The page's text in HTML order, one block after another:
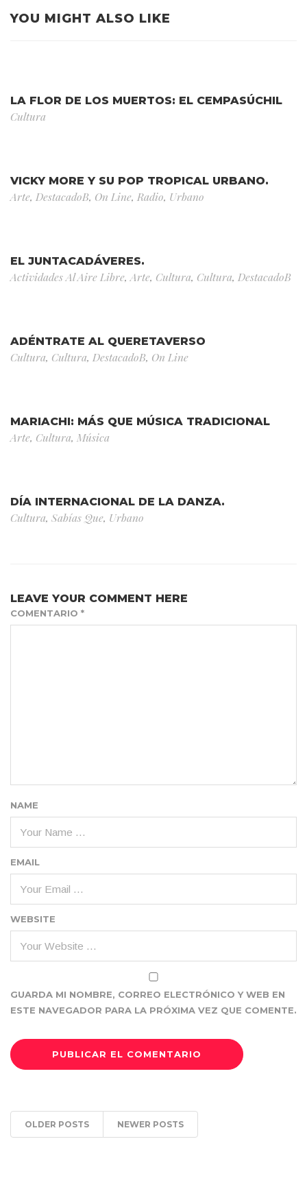
YOU MIGHT ALSO LIKE
LA FLOR DE LOS MUERTOS: EL CEMPASÚCHIL
Cultura
VICKY MORE Y SU POP TROPICAL URBANO.
Arte, DestacadoB, On Line, Radio, Urbano
EL JUNTACADÁVERES.
Actividades Al Aire Libre, Arte, Cultura, Cultura, DestacadoB
ADÉNTRATE AL QUERETAVERSO
Cultura, Cultura, DestacadoB, On Line
MARIACHI: MÁS QUE MÚSICA TRADICIONAL
Arte, Cultura, Música
DÍA INTERNACIONAL DE LA DANZA.
Cultura, Sabías Que, Urbano
LEAVE YOUR COMMENT HERE
COMENTARIO *
NAME
EMAIL
WEBSITE
GUARDA MI NOMBRE, CORREO ELECTRÓNICO Y WEB EN
ESTE NAVEGADOR PARA LA PRÓXIMA VEZ QUE COMENTE.
OLDER POSTS NEWER POSTS